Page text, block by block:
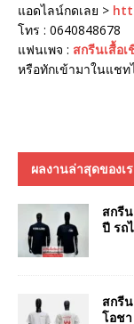
แอดไลน์กดเลย >
โทร : 0640848678
แฟนเพจ : สกรีนเสื้อ
หรือทักเข้ามาในแชท
ผลงานล่าสุดของเ
สกรี
ปี รถ
สกรี
โอชา